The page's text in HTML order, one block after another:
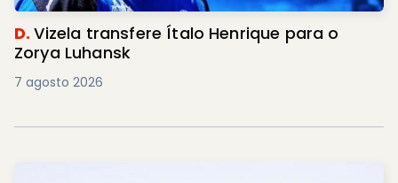
D.Vizela transfere Ítalo Henrique para o
Zorya Luhansk
7 agosto 2026